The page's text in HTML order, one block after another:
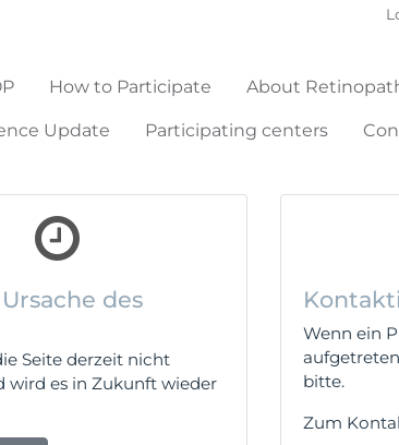
How to Participate About
Update Participating centers
des
Seite derzeit nicht
wird es in Zukunft wieder
Wenn ein
bitte.
Zum